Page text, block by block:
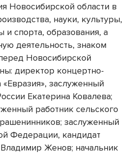
Новосибирской области в
науки, культуры,
и спорта, образования, а
деятельность, знаком
Новосибирской
директор концертно-
«Евразия», заслуженный
Екатерина Ковалева;
работник сельского
заслуженный
Федерации, кандидат
Женов; начальник